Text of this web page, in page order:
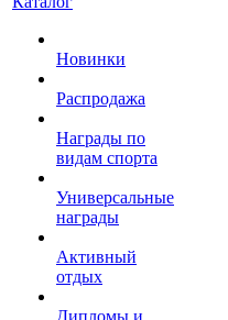
Новинки
Распродажа
Награды по
видам спорта
Универсальные
награды
Активный
отдых
Дипломы и